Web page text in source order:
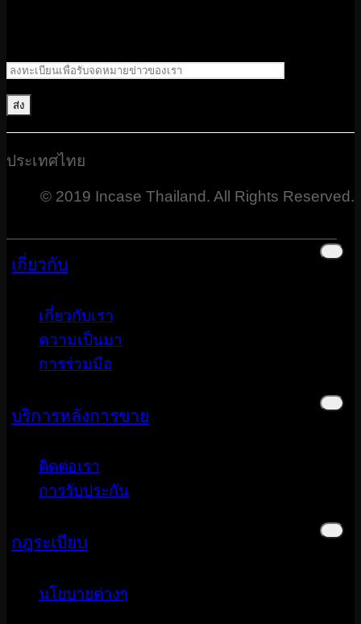
ประเทศไทย
© 2019 Incase Thailand. All Rights Reserved.
เกี่ยวกับ
เกี่ยวกับเรา
ความเป็นมา
การร่วมมือ
บริการหลังการขาย
ติดต่อเรา
การรับประกัน
กฎระเบียบ
นโยบายต่างๆ